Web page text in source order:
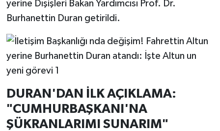
yerine Dışişleri Bakan Yardımcısı Prof. Dr.
Burhanettin Duran getirildi.
DURAN'DAN İLK AÇIKLAMA:
"CUMHURBAŞKANI'NA
ŞÜKRANLARIMI SUNARIM"